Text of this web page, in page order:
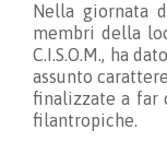
Nella giornata
membri della
C.I.S.O.M., ha
assunto
finalizzate a far
filantropiche.